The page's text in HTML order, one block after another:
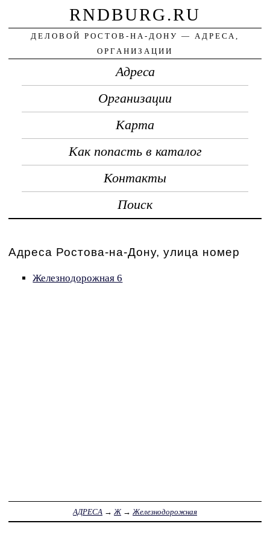
RNDBURG.RU
ДЕЛОВОЙ РОСТОВ-НА-ДОНУ — АДРЕСА,
ОРГАНИЗАЦИИ
Адреса
Организации
Карта
Как попасть в каталог
Контакты
Поиск
Адреса Ростова-на-Дону, улица номер
Железнодорожная 6
АДРЕСА → Ж→ Железнодорожная